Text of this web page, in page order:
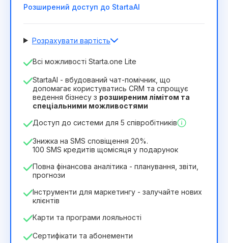
Розширений доступ до StartaAI
Розрахувати вартість
Кількість співробітників
Тривалість ліцензії
12 Months (знижка -25%) Вигідний
349₴ 244₴ /місяць
Всі можливості Starta.one Lite
StartaAI - вбудований чат-помічник, що
допомагає користуватись CRM та спрощує
ведення бізнесу з розширеним лімітом та
спеціальними можливостями
Доступ до системи для 5 співробітників
Знижка на SMS сповіщення 20%.
100 SMS кредитів щомісяця у подарунок
Повна фінансова аналітика - планування, звіти,
прогнози
Інструменти для маркетингу - залучайте нових
клієнтів
Карти та програми лояльності
Сертифікати та абонементи